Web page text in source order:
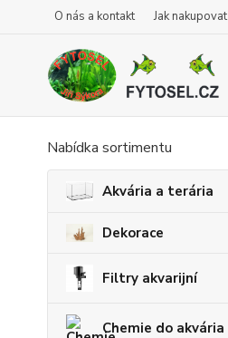
O nás a kontakt Jak nakupovat
Nabídka sortimentu
Akvária a terária
Dekorace
Filtry akvarijní
Chemie do akvária